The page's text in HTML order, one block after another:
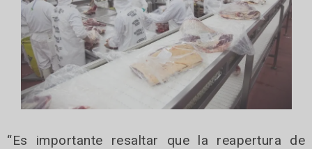
“Es importante resaltar que la reapertura de